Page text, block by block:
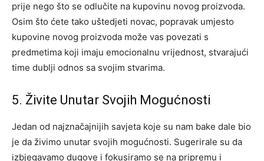
prije nego što se odlučite na kupovinu novog proizvoda.
Osim što ćete tako uštedjeti novac, popravak umjesto
kupovine novog proizvoda može vas povezati s
predmetima koji imaju emocionalnu vrijednost, stvarajući
time dublji odnos sa svojim stvarima.
5. Živite Unutar Svojih Mogućnosti
Jedan od najznačajnijih savjeta koje su nam bake dale bio
je da živimo unutar svojih mogućnosti. Sugerirale su da
izbjegavamo dugove i fokusiramo se na pripremu i